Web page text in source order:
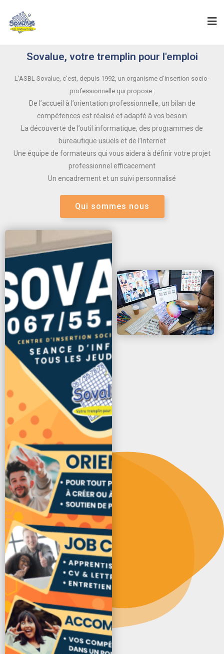
Sovalue, votre tremplin pour l'emploi
L’ASBL Sovalue, c’est, depuis 1992, un organisme d’insertion socio-
professionnelle qui propose :
De l’accueil à l’orientation professionnelle, un bilan de
compétences est réalisé et adapté à vos besoin
La découverte de l’outil informatique, des programmes de
bureautique usuels et de l’Internet
Une équipe de formateurs qui vous aidera à définir votre projet
professionnel efficacement
Un encadrement et un suivi personnalisé
Qui sommes nous